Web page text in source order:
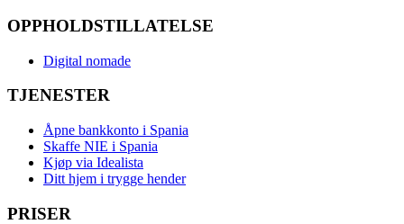
OPPHOLDSTILLATELSE
Digital nomade
TJENESTER
Åpne bankkonto i Spania
Skaffe NIE i Spania
Kjøp via Idealista
Ditt hjem i trygge hender
PRISER